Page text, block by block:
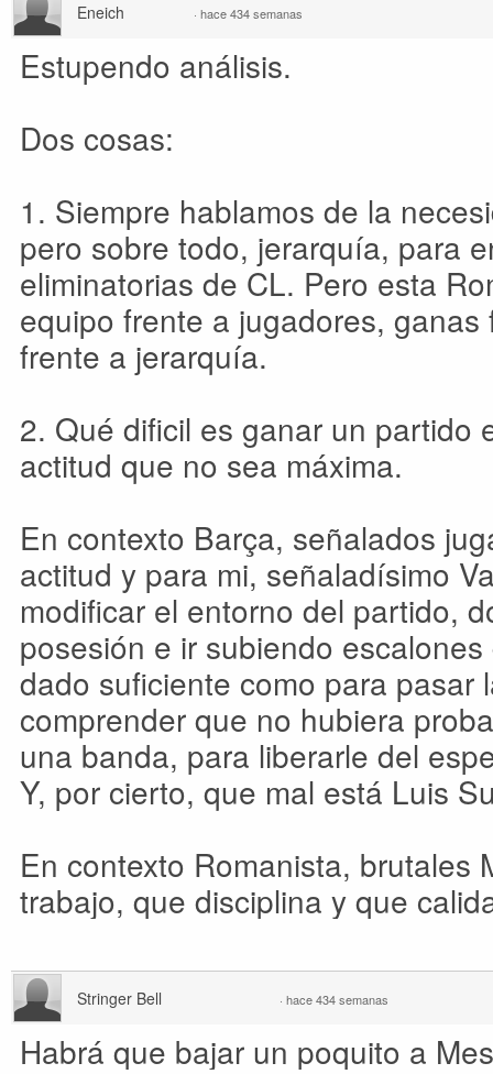
Eneich · hace 434 semanas
Estupendo análisis.
Dos cosas:
1. Siempre hablamos de la
pero sobre todo, jerarquía, para
eliminatorias de CL. Pero esta
equipo frente a jugadores,
frente a jerarquía.
2. Qué dificil es ganar un partido
actitud que no sea máxima.
En contexto Barça, señalados
actitud y para mi, señaladísimo
modificar el entorno del partido,
posesión e ir subiendo
dado suficiente como para pasar
comprender que no hubiera
una banda, para liberarle del
Y, por cierto, que mal está Luis
En contexto Romanista, brutales
trabajo, que disciplina y que
Stringer Bell · hace 434 semanas
Habrá que bajar un poquito a